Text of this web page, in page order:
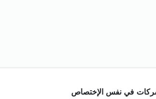
في نفس الإختصاص